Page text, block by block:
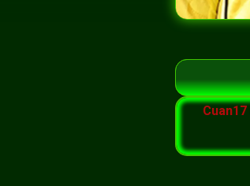
Cuan17